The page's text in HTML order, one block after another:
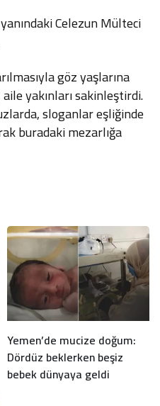
Celezun Mülteci
göz yaşlarına
yakınları sakinleştirdi.
sloganlar eşliğinde
buradaki mezarlığa
Yemen’de mucize doğum:
Dördüz beklerken beşiz
bebek dünyaya geldi